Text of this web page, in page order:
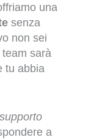
una
senza
non sei
sarà
tu abbia
supporto
a